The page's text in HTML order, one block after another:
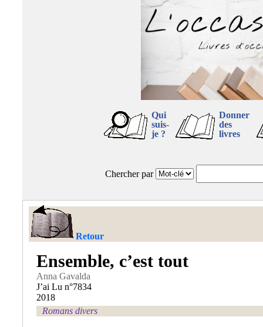
Qui
suis-
je ?
Donner
des
livres
Chercher par
Retour
Ensemble, c’est tout
Anna Gavalda
J’ai Lu n°7834
2018
Romans divers